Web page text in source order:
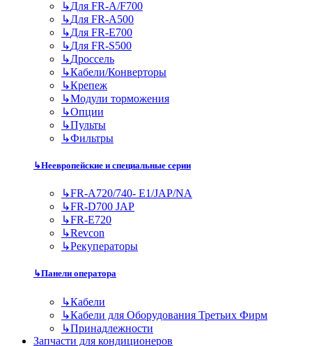
↳Для FR-A/F700
↳Для FR-A500
↳Для FR-E700
↳Для FR-S500
↳Дроссель
↳Кабели/Конверторы
↳Крепеж
↳Модули торможения
↳Опции
↳Пульты
↳Фильтры
↳Неевропейские и специальные серии
↳FR-A720/740- E1/JAP/NA
↳FR-D700 JAP
↳FR-E720
↳Revcon
↳Рекуператоры
↳Панели оператора
↳Кабели
↳Кабели для Оборудования Третьих Фирм
↳Принадлежности
Запчасти для кондиционеров